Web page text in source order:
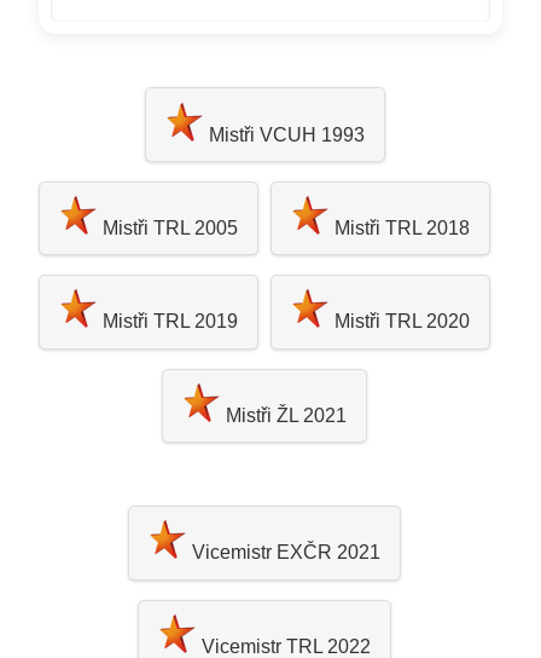
Mistři VCUH 1993
Mistři TRL 2005 Mistři TRL 2018
Mistři TRL 2019 Mistři TRL 2020
Mistři ŽL 2021
Vicemistr EXČR 2021
Vicemistr TRL 2022